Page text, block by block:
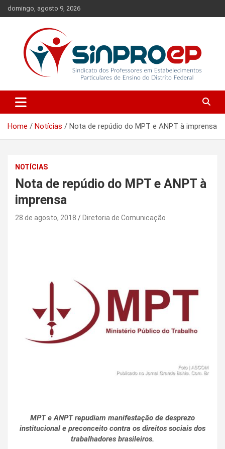
Skip
to
domingo, agosto 9, 2026
Sinproep-DF
Ensino do Distrito Federal
Home Notícias Nota de repúdio do MPT e ANPT à imprensa
NOTÍCIAS
Nota de repúdio do MPT e ANPT à
imprensa
28 de agosto, 2018 Diretoria de Comunicação
MPT e ANPT repudiam manifestação de desprezo
institucional e preconceito contra os direitos sociais dos
trabalhadores brasileiros.